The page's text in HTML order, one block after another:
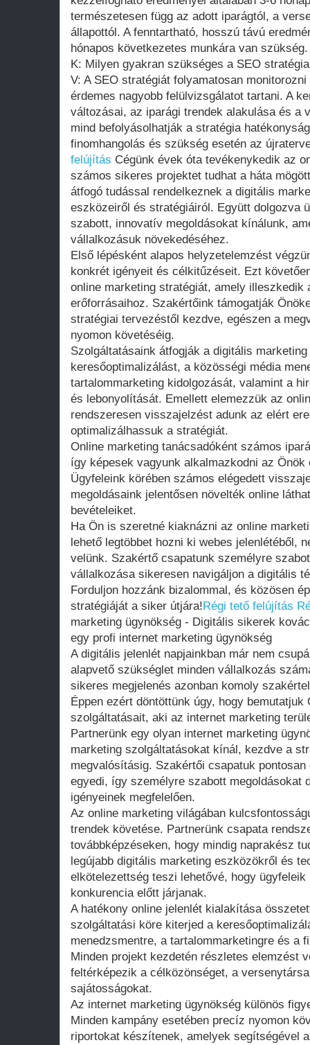
természetesen függ az adott iparágtól, a
állapottól. A fenntartható, hosszú távú
hónapos következetes munkára van szükség.
K: Milyen gyakran szükséges a SEO
V: A SEO stratégiát folyamatosan
érdemes nagyobb felülvizsgálatot tartani. A
változásai, az iparági trendek alakulása és a
mind befolyásolhatják a stratégia
finomhangolás és szükség esetén az
felújítás Cégünk évek óta tevékenykedik az
számos sikeres projektet tudhat a háta
átfogó tudással rendelkeznek a digitális
eszközeiről és stratégiáiról. Együtt dolgozva
szabott, innovatív megoldásokat kínálunk,
vállalkozásuk növekedéséhez.
Első lépésként alapos helyzetelemzést
konkrét igényeit és célkitűzéseit. Ezt
online marketing stratégiát, amely illeszkedik
erőforrásaihoz. Szakértőink támogatják
stratégiai tervezéstől kezdve, egészen a
nyomon követéséig.
Szolgáltatásaink átfogják a digitális
keresőoptimalizálást, a közösségi média
tartalommarketing kidolgozását, valamint a
és lebonyolítását. Emellett elemezzük az
rendszeresen visszajelzést adunk az elért
optimalizálhassuk a stratégiát.
Online marketing tanácsadóként számos
így képesek vagyunk alkalmazkodni az
Ügyfeleink körében számos elégedett
megoldásaink jelentősen növelték online
bevételeiket.
Ha Ön is szeretné kiaknázni az online
lehető legtöbbet hozni ki webes jelenlétéből,
velünk. Szakértő csapatunk személyre
vállalkozása sikeresen navigáljon a digitális
Forduljon hozzánk bizalommal, és közösen
stratégiáját a siker útjára!Régi tető felújítás
marketing ügynökség - Digitális sikerek
egy profi internet marketing ügynökség
A digitális jelenlét napjainkban már nem
alapvető szükséglet minden vállalkozás
sikeres megjelenés azonban komoly
Éppen ezért döntöttünk úgy, hogy bemutatjuk
szolgáltatásait, aki az internet marketing
Partnerünk egy olyan internet marketing
marketing szolgáltatásokat kínál, kezdve a
megvalósításig. Szakértői csapatuk
egyedi, így személyre szabott megoldásokat
igényeinek megfelelően.
Az online marketing világában
trendek követése. Partnerünk csapata
továbbképzéseken, hogy mindig naprakész
legújabb digitális marketing eszközökről és
elkötelezettség teszi lehetővé, hogy
konkurencia előtt járjanak.
A hatékony online jelenlét kialakítása
szolgáltatási köre kiterjed a
menedzsmentre, a tartalommarketingre és a
Minden projekt kezdetén részletes elemzést
feltérképezik a célközönséget, a
sajátosságokat.
Az internet marketing ügynökség különös
Minden kampány esetében precíz nyomon
riportokat készítenek, amelyek segítségével